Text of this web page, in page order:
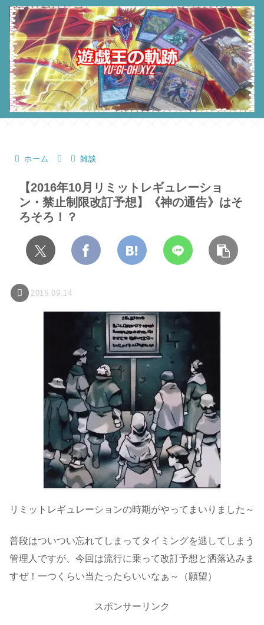
ホーム 雑談
【2016年10月リミットレギュレーショ
ン・禁止制限改訂予想】《神の通告》はそ
ろそろ！？
2016.09.14
リミットレギュレーションの時期がやってまいりました～
普段はついつい忘れてしまってタイミングを逃してしまう
管理人ですが、今回は流行に乗って改訂予想と洒落込みま
すぜ！一つくらい当たったらいいなぁ～（願望）
スポンサーリンク